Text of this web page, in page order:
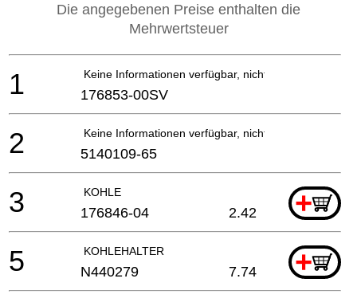
Die angegebenen Preise enthalten die
Mehrwertsteuer
Keine Informationen verfügbar, nicht bestellbar
1 176853-00SV
Keine Informationen verfügbar, nicht bestellbar
2 5140109-65
KOHLE +
3 176846-04 2.42
KOHLEHALTER +
5 N440279 7.74